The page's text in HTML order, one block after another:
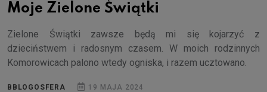
Moje Zielone Świątki
Zielone Świątki zawsze będą mi się kojarzyć z
dzieciństwem i radosnym czasem. W moich rodzinnych
Komorowicach palono wtedy ogniska, i razem ucztowano.
BBLOGOSFERA 19 MAJA 2024